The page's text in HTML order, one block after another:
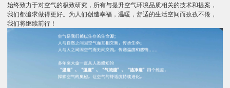
始终致力于对空气的极致研究，所有与提升空气环境品质相关的技术和提案，
我们都追求做得更好。为人们创造幸福，温暖，舒适的生活空间而孜孜不倦，
我们将继续前行！